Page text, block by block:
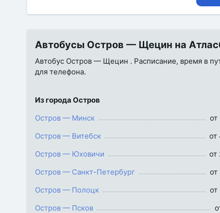
Автобусы Остров — Щецин на
Автобус Остров — Щецин . Расписание, время в
для телефона.
Из города Остров
Остров — Минск
от
Остров — Витебск
от
Остров — Юховичи
от
Остров — Санкт-Петербург
от
Остров — Полоцк
от
Остров — Псков